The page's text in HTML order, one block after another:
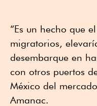
“Es un hecho que
migratorios,
desembarque en
con otros puertos
México del
Amanac.